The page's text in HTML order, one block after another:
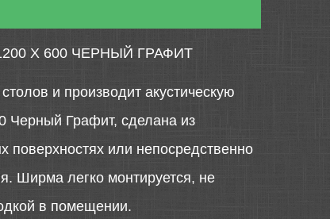
Х 600 ЧЕРНЫЙ ГРАФИТ
и производит акустическую
Черный Графит, сделана из
поверхностях или непосредственно
Ширма легко монтируется, не
в помещении.